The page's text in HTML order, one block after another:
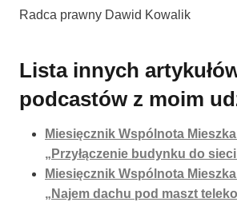
Radca prawny Dawid Kowalik
Lista innych
podcastów z moim
Miesięcznik Wspólnota
„Przyłączenie budynku do
Miesięcznik Wspólnota
„Najem dachu pod maszt